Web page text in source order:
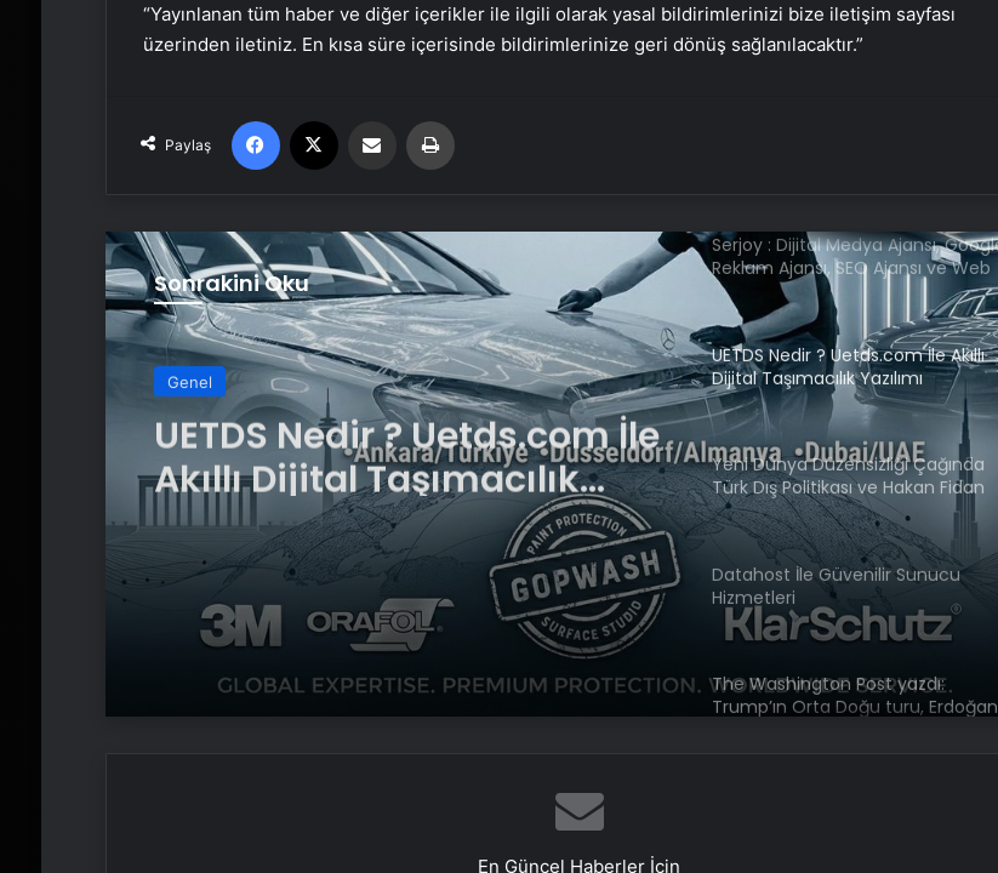
“Yayınlanan tüm haber ve diğer içerikler ile ilgili olarak yasal bildirimlerinizi bize iletişim sayfası
üzerinden iletiniz. En kısa süre içerisinde bildirimlerinize geri dönüş sağlanılacaktır.”
Paylaş
Facebook Email'den paylaş
Sonrakini Oku
Genel
Yeni Dünya Düzensizliği
Çağında Türk Dış Politikası
ve Hakan Fidan Faktörü
Pezeşkiyan’dan ABD Başkanı
Trump’ın tehditlerine yanıt
UETDS Nedir ? Uetds.com İle Akıllı
Dijital Taşımacılık Yazılımı
Yeni Dünya Düzensizliği Çağında
Türk Dış Politikası ve Hakan Fidan
Faktörü
Datahost İle Güvenilir Sunucu
Hizmetleri
The Washington Post yazdı:
Trump’ın Orta Doğu turu, Erdoğan
için büyük bir hafta
Ukrayna’dan son dakika açıklaması:
Putin yoksa kesinlikle müzakereler
En Güncel Haberler İçin